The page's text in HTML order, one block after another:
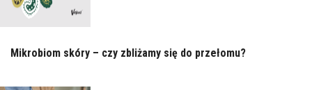
Mikrobiom skóry – czy zbliżamy się do przełomu?